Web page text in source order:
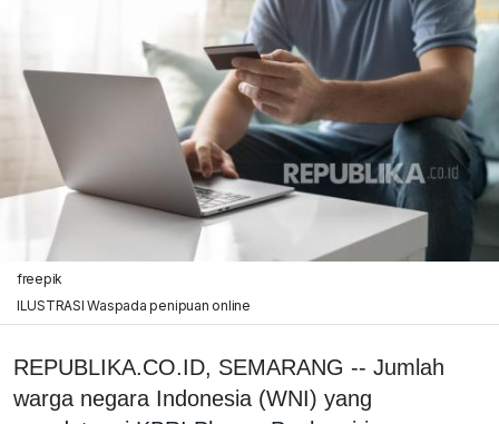
freepik
ILUSTRASI Waspada penipuan online
REPUBLIKA.CO.ID, SEMARANG -- Jumlah
warga negara Indonesia (WNI) yang